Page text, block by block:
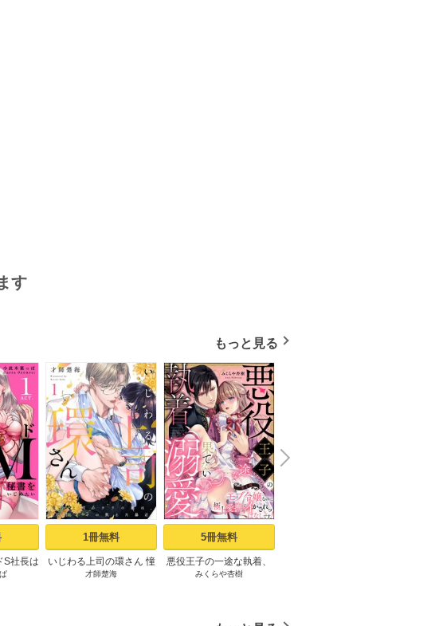
す
もっと見る
S社長は
たい～
1冊無料
いじわる上司の環さん 憧
れ上司のウラの顔は、私
才師楚海
5冊無料
悪役王子の一途な執着、
果てない溺愛。 モブ令嬢
みくらや杏樹
N
e
x
t